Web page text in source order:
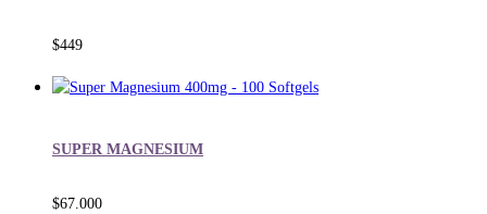
$449
SUPER MAGNESIUM
$67.000